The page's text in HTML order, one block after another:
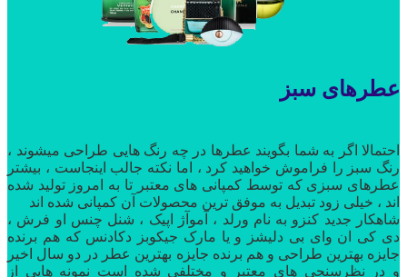
عطرهای سبز
احتمالا اگر به شما بگویند عطرها در چه رنگ هایی طراحی میشوند ،
رنگ سبز را فراموش خواهید کرد ، اما نکته جالب اینجاست ، بیشتر
عطرهای سبزی که توسط کمپانی های معتبر تا به امروز تولید شده
اند ، خیلی زود تبدیل به موفق ترین محصولات آن کمپانی شده اند
‌‌‌‌‌شاهکار جدید کنزو به نام ورلد ، آموآژ اپیک ، شنل چنس او‌ فرش ،
دی کی ان وای بی دلیشز و یا مارک جیکوبز دکادنس که هم برنده
جایزه بهترین طراحی و هم برنده جایزه بهترین عطر در دو سال اخیر
و‌ در نظرسنجی های معتبر و مختلفی شده است نمونه هایی از